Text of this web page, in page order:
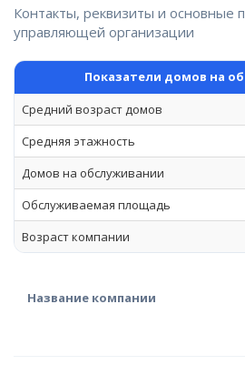
Контакты, реквизиты и основные
управляющей организации
Показатели домов на
Средний возраст домов
Средняя этажность
Домов на обслуживании
Обслуживаемая площадь
Возраст компании
Название компании